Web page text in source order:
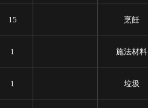
15 烹飪
1 施法材料
1 垃圾